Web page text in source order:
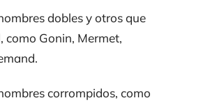
dobles y otros que
como Gonin, Mermet,
corrompidos, como